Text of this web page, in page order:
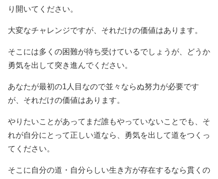
り開いてください。
大変なチャレンジですが、それだけの価値はあります。
そこには多くの困難が待ち受けているでしょうが、どうか
勇気を出して突き進んでください。
あなたが最初の1人目なので並々ならぬ努力が必要です
が、それだけの価値はあります。
やりたいことがあってまだ誰もやっていないことでも、そ
れが自分にとって正しい道なら、勇気を出して道をつくっ
てください。
そこに自分の道・自分らしい生き方が存在するなら貫くの